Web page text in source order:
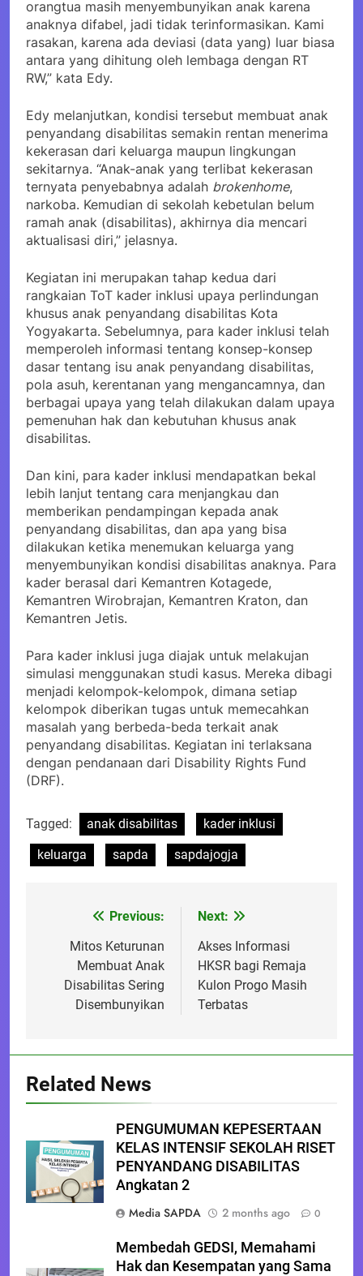
orangtua masih menyembunyikan anak karena
anaknya difabel, jadi tidak terinformasikan. Kami
rasakan, karena ada deviasi (data yang) luar biasa
antara yang dihitung oleh lembaga dengan RT
RW,” kata Edy.
Edy melanjutkan, kondisi tersebut membuat anak
penyandang disabilitas semakin rentan menerima
kekerasan dari keluarga maupun lingkungan
sekitarnya. “Anak-anak yang terlibat kekerasan
ternyata penyebabnya adalah brokenhome,
narkoba. Kemudian di sekolah kebetulan belum
ramah anak (disabilitas), akhirnya dia mencari
aktualisasi diri,” jelasnya.
Kegiatan ini merupakan tahap kedua dari
rangkaian ToT kader inklusi upaya perlindungan
khusus anak penyandang disabilitas Kota
Yogyakarta. Sebelumnya, para kader inklusi telah
memperoleh informasi tentang konsep-konsep
dasar tentang isu anak penyandang disabilitas,
pola asuh, kerentanan yang mengancamnya, dan
berbagai upaya yang telah dilakukan dalam upaya
pemenuhan hak dan kebutuhan khusus anak
disabilitas.
Dan kini, para kader inklusi mendapatkan bekal
lebih lanjut tentang cara menjangkau dan
memberikan pendampingan kepada anak
penyandang disabilitas, dan apa yang bisa
dilakukan ketika menemukan keluarga yang
menyembunyikan kondisi disabilitas anaknya. Para
kader berasal dari Kemantren Kotagede,
Kemantren Wirobrajan, Kemantren Kraton, dan
Kemantren Jetis.
Para kader inklusi juga diajak untuk melakujan
simulasi menggunakan studi kasus. Mereka dibagi
menjadi kelompok-kelompok, dimana setiap
kelompok diberikan tugas untuk memecahkan
masalah yang berbeda-beda terkait anak
penyandang disabilitas. Kegiatan ini terlaksana
dengan pendanaan dari Disability Rights Fund
(DRF).
Tagged: anak disabilitas
kader inklusi
keluarga
sapda sapdajogja
navigation
Previous:
Mitos Keturunan
Membuat Anak
Disabilitas Sering
Disembunyikan
Next:
Akses Informasi
HKSR bagi Remaja
Kulon Progo Masih
Terbatas
Related News
PENGUMUMAN KEPESERTAAN
KELAS INTENSIF SEKOLAH RISET
PENYANDANG DISABILITAS
Angkatan 2
Media SAPDA
2 months ago 0
Membedah GEDSI, Memahami
Hak dan Kesempatan yang Sama